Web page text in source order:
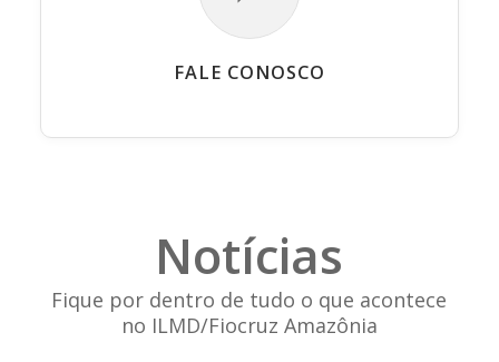
FALE CONOSCO
Notícias
Fique por dentro de tudo o que acontece
no ILMD/Fiocruz Amazônia